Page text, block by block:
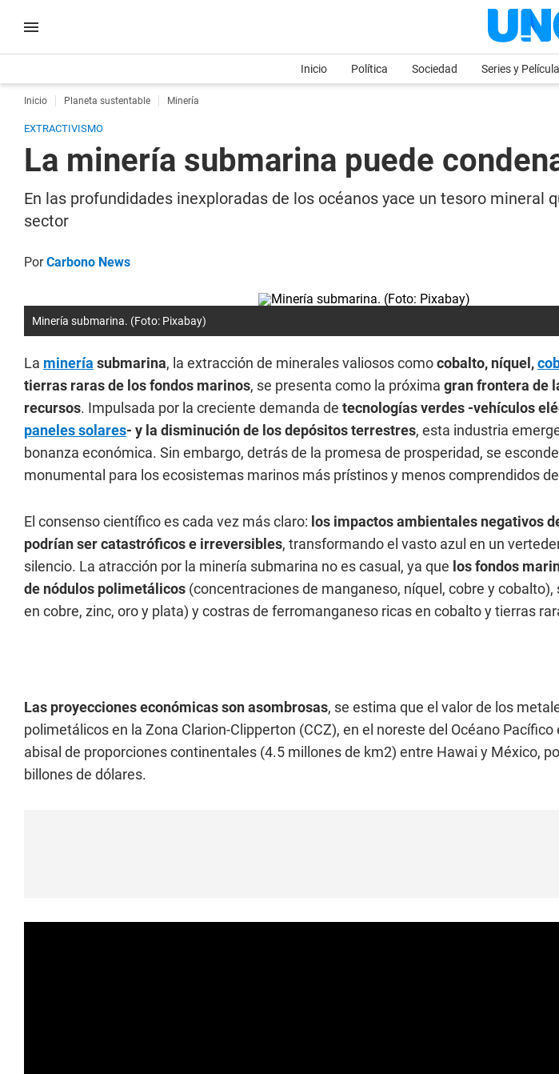
Inicio Política Sociedad Series y
Inicio Planeta sustentable Minería
EXTRACTIVISMO
La minería submarina puede
En las profundidades inexploradas de los océanos yace un tesoro
sector
PorCarbono News
Minería submarina. (Foto: Pixabay)
La minería submarina, la extracción de minerales valiosos comocobalto, níquel,
tierras raras de los fondos marinos, se presenta como la próxima gran frontera de
recursos. Impulsada por la creciente demanda de tecnologías verdes -vehículos
paneles solares- y la disminución de los depósitos terrestres, esta industria
bonanza económica. Sin embargo, detrás de la promesa de prosperidad, se
monumental para los ecosistemas marinos más prístinos y menos comprendidos
El consenso científico es cada vez más claro: los impactos ambientales negativos
podrían ser catastróficos e irreversibles, transformando el vasto azul en un
silencio. La atracción por la minería submarina no es casual, ya que los fondos
de nódulos polimetálicos (concentraciones de manganeso, níquel, cobre y
en cobre, zinc, oro y plata) y costras de ferromanganeso ricas en cobalto y tierras
Las proyecciones económicas son asombrosas, se estima que el valor de los
polimetálicos en la Zona Clarion-Clipperton (CCZ), en el noreste del Océano
abisal de proporciones continentales (4.5 millones de km2) entre Hawai y México,
billones de dólares.